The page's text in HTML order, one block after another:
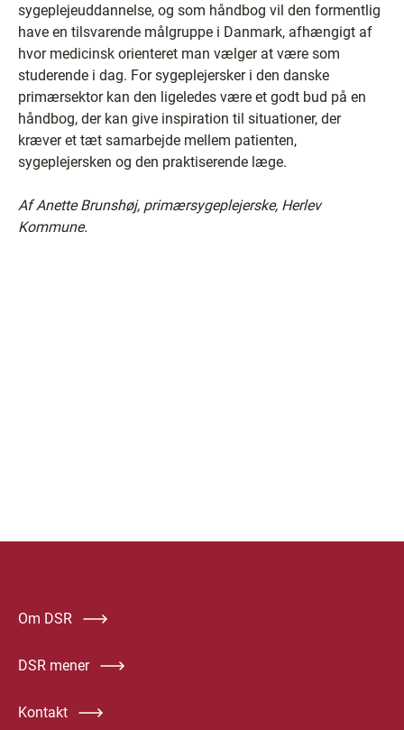
sygeplejeuddannelse, og som håndbog vil den formentlig
have en tilsvarende målgruppe i Danmark, afhængigt af
hvor medicinsk orienteret man vælger at være som
studerende i dag. For sygeplejersker i den danske
primærsektor kan den ligeledes være et godt bud på en
håndbog, der kan give inspiration til situationer, der
kræver et tæt samarbejde mellem patienten,
sygeplejersken og den praktiserende læge.
Af Anette Brunshøj, primærsygeplejerske, Herlev
Kommune.
Om DSR
DSR mener
Kontakt